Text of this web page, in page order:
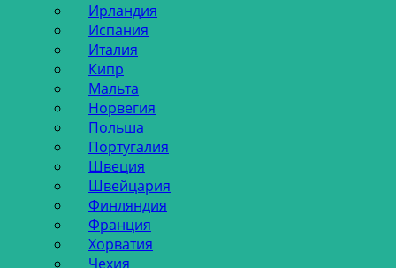
Ирландия
Испания
Италия
Кипр
Мальта
Норвегия
Польша
Португалия
Швеция
Швейцария
Финляндия
Франция
Хорватия
Чехия